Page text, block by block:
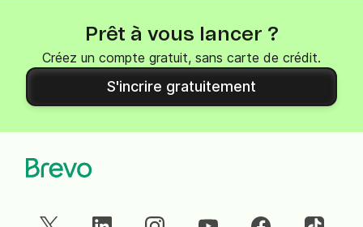
Prêt à vous lancer ?
Créez un compte gratuit, sans carte de crédit.
S'incrire gratuitement